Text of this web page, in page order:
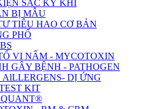
SẮC KÝ KHÍ
BỊ MẪU
TIÊU HAO CƠ BẢN
PHỔ
VI NẤM - MYCOTOXIN
GÂY BỆNH - PATHOGEN
AlLLERGENS- DỊ ỨNG
KIT